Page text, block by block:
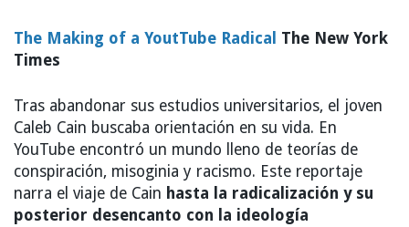
The Making of a YoutTube Radical The New York
Times
Tras abandonar sus estudios universitarios, el joven
Caleb Cain buscaba orientación en su vida. En
YouTube encontró un mundo lleno de teorías de
conspiración, misoginia y racismo. Este reportaje
narra el viaje de Cain hasta la radicalización y su
posterior desencanto con la ideología